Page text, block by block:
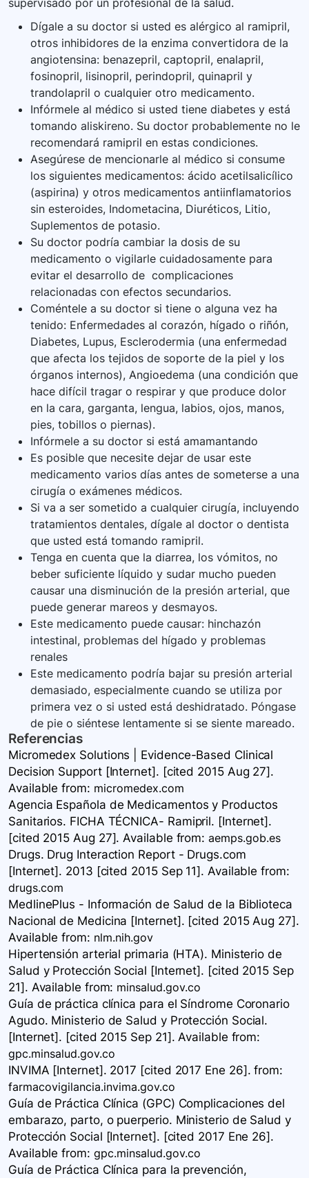
supervisado por un profesional de la salud.
Dígale a su doctor si usted es alérgico al ramipril,
otros inhibidores de la enzima convertidora de la
angiotensina: benazepril, captopril, enalapril,
fosinopril, lisinopril, perindopril, quinapril y
trandolapril o cualquier otro medicamento.
Infórmele al médico si usted tiene diabetes y está
tomando aliskireno. Su doctor probablemente no le
recomendará ramipril en estas condiciones.
Asegúrese de mencionarle al médico si consume
los siguientes medicamentos: ácido acetilsalicílico
(aspirina) y otros medicamentos antiinflamatorios
sin esteroides, Indometacina, Diuréticos, Litio,
Suplementos de potasio.
Su doctor podría cambiar la dosis de su
medicamento o vigilarle cuidadosamente para
evitar el desarrollo de complicaciones
relacionadas con efectos secundarios.
Coméntele a su doctor si tiene o alguna vez ha
tenido: Enfermedades al corazón, hígado o riñón,
Diabetes, Lupus, Esclerodermia (una enfermedad
que afecta los tejidos de soporte de la piel y los
órganos internos), Angioedema (una condición que
hace difícil tragar o respirar y que produce dolor
en la cara, garganta, lengua, labios, ojos, manos,
pies, tobillos o piernas).
Infórmele a su doctor si está amamantando
Es posible que necesite dejar de usar este
medicamento varios días antes de someterse a una
cirugía o exámenes médicos.
Si va a ser sometido a cualquier cirugía, incluyendo
tratamientos dentales, dígale al doctor o dentista
que usted está tomando ramipril.
Tenga en cuenta que la diarrea, los vómitos, no
beber suficiente líquido y sudar mucho pueden
causar una disminución de la presión arterial, que
puede generar mareos y desmayos.
Este medicamento puede causar: hinchazón
intestinal, problemas del hígado y problemas
renales
Este medicamento podría bajar su presión arterial
demasiado, especialmente cuando se utiliza por
primera vez o si usted está deshidratado. Póngase
de pie o siéntese lentamente si se siente mareado.
Referencias
Micromedex Solutions | Evidence-Based Clinical
Decision Support [Internet]. [cited 2015 Aug 27].
Available from: micromedex.com
Agencia Española de Medicamentos y Productos
Sanitarios. FICHA TÉCNICA- Ramipril. [Internet].
[cited 2015 Aug 27]. Available from:aemps.gob.es
Drugs. Drug Interaction Report - Drugs.com
[Internet]. 2013 [cited 2015 Sep 11]. Available from:
drugs.com
MedlinePlus - Información de Salud de la Biblioteca
Nacional de Medicina [Internet]. [cited 2015 Aug 27].
Available from: nlm.nih.gov
Hipertensión arterial primaria (HTA). Ministerio de
Salud y Protección Social [Internet]. [cited 2015 Sep
21]. Available from: minsalud.gov.co
Guía de práctica clínica para el Síndrome Coronario
Agudo. Ministerio de Salud y Protección Social.
[Internet]. [cited 2015 Sep 21]. Available from:
gpc.minsalud.gov.co
INVIMA [Internet]. 2017 [cited 2017 Ene 26]. from:
farmacovigilancia.invima.gov.co
Guía de Práctica Clínica (GPC) Complicaciones del
embarazo, parto, o puerperio. Ministerio de Salud y
Protección Social [Internet]. [cited 2017 Ene 26].
Available from: gpc.minsalud.gov.co
Guía de Práctica Clínica para la prevención,